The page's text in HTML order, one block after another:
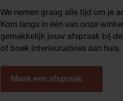
We nemen graag alle tijd om je
Kom langs in één van onze
gemakkelijk jouw afspraak bij
of boek interieuradvies aan huis.
Maak een afspraak